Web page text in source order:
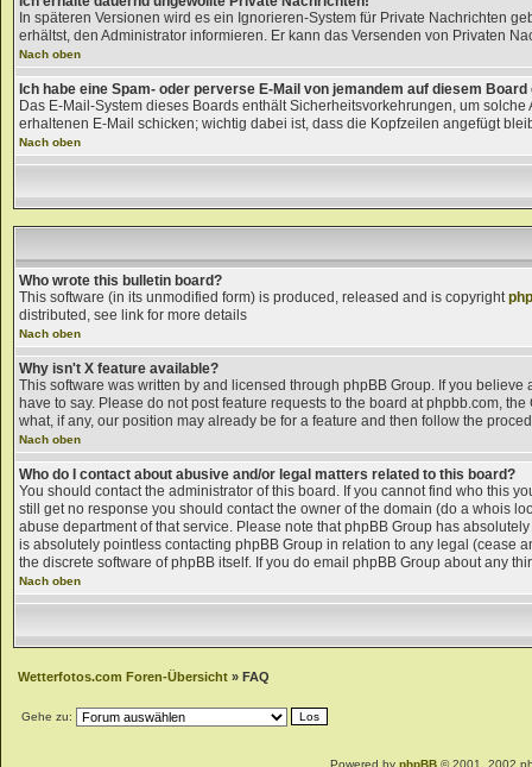
In späteren Versionen wird es ein Ignorieren-System für Private Nachrichten
erhältst, den Administrator informieren. Er kann das Versenden von Privaten
Nach oben
Ich habe eine Spam- oder perverse E-Mail von jemandem auf diesem
Das E-Mail-System dieses Boards enthält Sicherheitsvorkehrungen, um
erhaltenen E-Mail schicken; wichtig dabei ist, dass die Kopfzeilen angefügt
Nach oben
Who wrote this bulletin board?
This software (in its unmodified form) is produced, released and is copyright
distributed, see link for more details
Nach oben
Why isn't X feature available?
This software was written by and licensed through phpBB Group. If you
have to say. Please do not post feature requests to the board at phpbb.com,
what, if any, our position may already be for a feature and then follow the
Nach oben
Who do I contact about abusive and/or legal matters related to this board?
You should contact the administrator of this board. If you cannot find who this
still get no response you should contact the owner of the domain (do a whois
abuse department of that service. Please note that phpBB Group has
is absolutely pointless contacting phpBB Group in relation to any legal (cease
the discrete software of phpBB itself. If you do email phpBB Group about any
Nach oben
Wetterfotos.com Foren-Übersicht » FAQ
Gehe zu:
Powered byphpBB © 2001, 2002